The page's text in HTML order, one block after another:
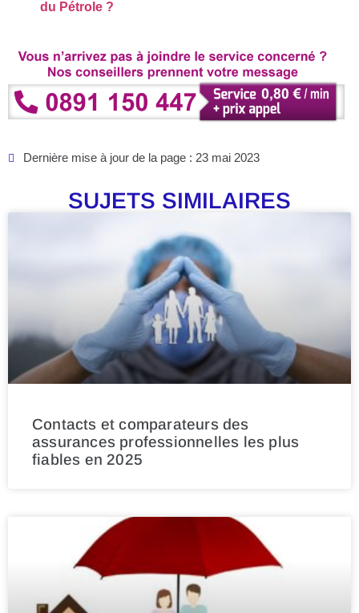
du Pétrole ?
Dernière mise à jour de la page : 23 mai 2023
SUJETS SIMILAIRES
Contacts et comparateurs des
assurances professionnelles les plus
fiables en 2025